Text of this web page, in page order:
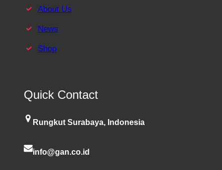
About Us
News
Shop
Quick Contact
Rungkut Surabaya, Indonesia
info@gan.co.id